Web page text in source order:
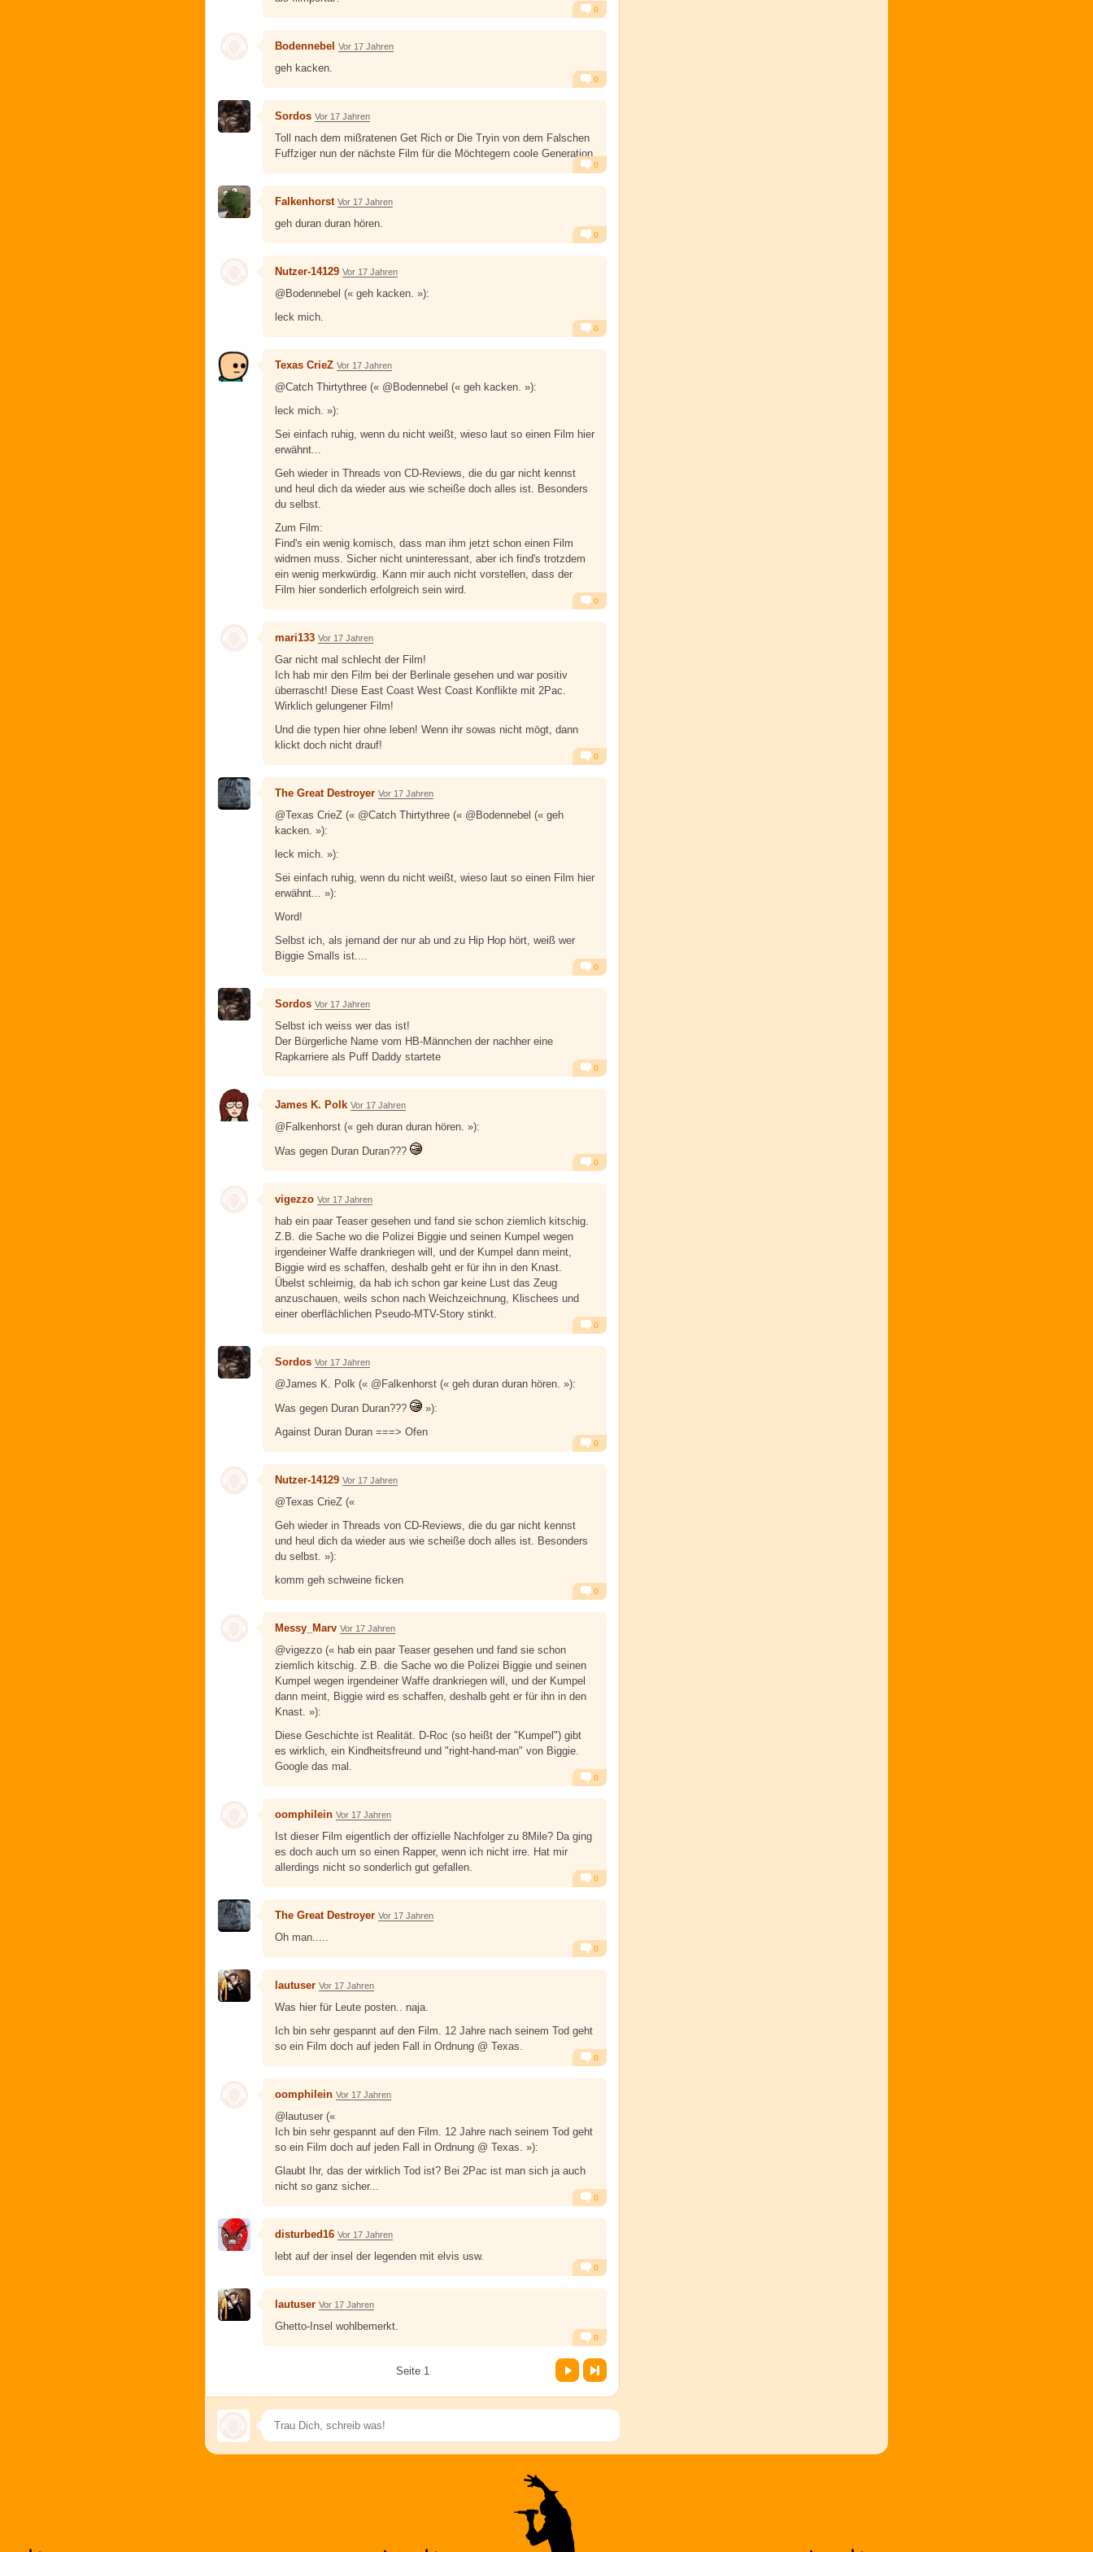
Alarm Antworten
0
Bodennebel Vor 17 Jahren
geh kacken.
Alarm Antworten
0
Sordos Vor 17 Jahren
Toll nach dem mißratenen Get Rich or Die Tryin von dem Falschen
Fuffziger nun der nächste Film für die Möchtegern coole Generation
Alarm Antworten
0
Falkenhorst Vor 17 Jahren
geh duran duran hören.
Alarm Antworten
0
Nutzer-14129 Vor 17 Jahren
@Bodennebel (« geh kacken. »):
leck mich.
Alarm Antworten
0
Texas CrieZ Vor 17 Jahren
@Catch Thirtythree (« @Bodennebel (« geh kacken. »):
leck mich. »):
Sei einfach ruhig, wenn du nicht weißt, wieso laut so einen Film hier
erwähnt...
Geh wieder in Threads von CD-Reviews, die du gar nicht kennst
und heul dich da wieder aus wie scheiße doch alles ist. Besonders
du selbst.
Zum Film:
Find's ein wenig komisch, dass man ihm jetzt schon einen Film
widmen muss. Sicher nicht uninteressant, aber ich find's trotzdem
ein wenig merkwürdig. Kann mir auch nicht vorstellen, dass der
Film hier sonderlich erfolgreich sein wird.
Alarm Antworten
0
mari133 Vor 17 Jahren
Gar nicht mal schlecht der Film!
Ich hab mir den Film bei der Berlinale gesehen und war positiv
überrascht! Diese East Coast West Coast Konflikte mit 2Pac.
Wirklich gelungener Film!
Und die typen hier ohne leben! Wenn ihr sowas nicht mögt, dann
klickt doch nicht drauf!
Alarm Antworten
0
The Great Destroyer Vor 17 Jahren
@Texas CrieZ (« @Catch Thirtythree (« @Bodennebel (« geh
kacken. »):
leck mich. »):
Sei einfach ruhig, wenn du nicht weißt, wieso laut so einen Film hier
erwähnt... »):
Word!
Selbst ich, als jemand der nur ab und zu Hip Hop hört, weiß wer
Biggie Smalls ist....
Alarm Antworten
0
Sordos Vor 17 Jahren
Selbst ich weiss wer das ist!
Der Bürgerliche Name vom HB-Männchen der nachher eine
Rapkarriere als Puff Daddy startete
Alarm Antworten
0
James K. Polk Vor 17 Jahren
@Falkenhorst (« geh duran duran hören. »):
Was gegen Duran Duran???
Alarm Antworten
0
vigezzo Vor 17 Jahren
hab ein paar Teaser gesehen und fand sie schon ziemlich kitschig.
Z.B. die Sache wo die Polizei Biggie und seinen Kumpel wegen
irgendeiner Waffe drankriegen will, und der Kumpel dann meint,
Biggie wird es schaffen, deshalb geht er für ihn in den Knast.
Übelst schleimig, da hab ich schon gar keine Lust das Zeug
anzuschauen, weils schon nach Weichzeichnung, Klischees und
einer oberflächlichen Pseudo-MTV-Story stinkt.
Alarm Antworten
0
Sordos Vor 17 Jahren
@James K. Polk (« @Falkenhorst (« geh duran duran hören. »):
Was gegen Duran Duran???
»):
Against Duran Duran ===> Ofen
Alarm Antworten
0
Nutzer-14129 Vor 17 Jahren
@Texas CrieZ («
Geh wieder in Threads von CD-Reviews, die du gar nicht kennst
und heul dich da wieder aus wie scheiße doch alles ist. Besonders
du selbst. »):
komm geh schweine ficken
Alarm Antworten
0
Messy_Marv Vor 17 Jahren
@vigezzo (« hab ein paar Teaser gesehen und fand sie schon
ziemlich kitschig. Z.B. die Sache wo die Polizei Biggie und seinen
Kumpel wegen irgendeiner Waffe drankriegen will, und der Kumpel
dann meint, Biggie wird es schaffen, deshalb geht er für ihn in den
Knast. »):
Diese Geschichte ist Realität. D-Roc (so heißt der "Kumpel") gibt
es wirklich, ein Kindheitsfreund und "right-hand-man" von Biggie.
Google das mal.
Alarm Antworten
0
oomphilein Vor 17 Jahren
Ist dieser Film eigentlich der offizielle Nachfolger zu 8Mile? Da ging
es doch auch um so einen Rapper, wenn ich nicht irre. Hat mir
allerdings nicht so sonderlich gut gefallen.
Alarm Antworten
0
The Great Destroyer Vor 17 Jahren
Oh man.....
Alarm Antworten
0
lautuser Vor 17 Jahren
Was hier für Leute posten.. naja.
Ich bin sehr gespannt auf den Film. 12 Jahre nach seinem Tod geht
so ein Film doch auf jeden Fall in Ordnung @ Texas.
Alarm Antworten
0
oomphilein Vor 17 Jahren
@lautuser («
Ich bin sehr gespannt auf den Film. 12 Jahre nach seinem Tod geht
so ein Film doch auf jeden Fall in Ordnung @ Texas. »):
Glaubt Ihr, das der wirklich Tod ist? Bei 2Pac ist man sich ja auch
nicht so ganz sicher...
Alarm Antworten
0
disturbed16 Vor 17 Jahren
lebt auf der insel der legenden mit elvis usw.
Alarm Antworten
0
lautuser Vor 17 Jahren
Ghetto-Insel wohlbemerkt.
Antworten
0
Seite 1
Vor Letzte Seite
Speichern